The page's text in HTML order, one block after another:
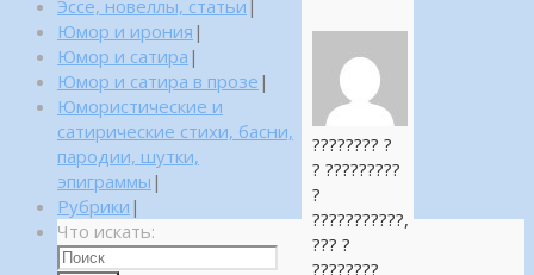
???????? ?
? ?????????
?
???????????,
??? ?
????????
Эссе, новеллы, статьи |
Юмор и ирония |
Юмор и сатира |
Юмор и сатира в прозе |
Юмористические и
сатирические стихи, басни,
пародии, шутки,
эпиграммы |
Рубрики |
Что искать: